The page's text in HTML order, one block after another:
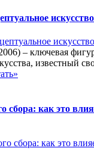
– ключевая
известный
сбора: как это